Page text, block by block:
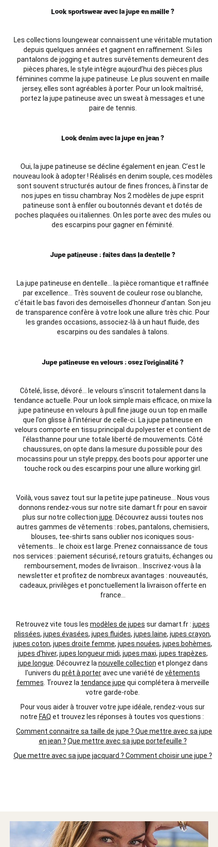
Look sportswear avec la jupe en maille ?
Les collections loungewear connaissent une véritable mutation
depuis quelques années et gagnent en raffinement. Si les
pantalons de jogging et autres survêtements demeurent des
pièces phares, le style intègre aujourd’hui des pièces plus
féminines comme la jupe patineuse. Le plus souvent en maille
jersey, elles sont agréables à porter. Pour un look maîtrisé,
portez la jupe patineuse avec un sweat à messages et une
paire de tennis.
Look denim avec la jupe en jean ?
Oui, la jupe patineuse se décline également en jean. C’est le
nouveau look à adopter ! Réalisés en denim souple, ces modèles
sont souvent structurés autour de fines fronces, à l’instar de
nos jupes en tissu chambray. Nos 2 modèles de jupe esprit
patineuse sont à enfiler ou boutonnés devant et dotés de
poches plaquées ou italiennes. On les porte avec des mules ou
des escarpins pour gagner en féminité.
Jupe patineuse : faites dans la dentelle ?
La jupe patineuse en dentelle… la pièce romantique et raffinée
par excellence… Très souvent de couleur rose ou blanche,
c’était le bas favori des demoiselles d’honneur d’antan. Son jeu
de transparence confère à votre look une allure très chic. Pour
les grandes occasions, associez-là à un haut fluide, des
escarpins ou des sandales à talons.
Jupe patineuse en velours : osez l’originalité ?
Côtelé, lisse, dévoré… le velours s’inscrit totalement dans la
tendance actuelle. Pour un look simple mais efficace, on mixe la
jupe patineuse en velours à pull fine jauge ou un top en maille
que l’on glisse à l’intérieur de celle-ci. La jupe patineuse en
velours comporte en tissu principal du polyester et contient de
l’élasthanne pour une totale liberté de mouvements. Côté
chaussures, on opte dans la mesure du possible pour des
mocassins pour un style preppy, des boots pour apporter une
touche rock ou des escarpins pour une allure working girl.
Voilà, vous savez tout sur la petite jupe patineuse… Nous vous
donnons rendez-vous sur notre site damart.fr pour en savoir
plus sur notre collection jupe . Découvrez aussi toutes nos
autres gammes de vêtements : robes, pantalons, chemisiers,
blouses, tee-shirts sans oublier nos iconiques sous-
vêtements… le choix est large. Prenez connaissance de tous
nos services : paiement sécurisé, retours gratuits, échanges ou
remboursement, modes de livraison… Inscrivez-vous à la
newsletter et profitez de nombreux avantages : nouveautés,
cadeaux, privilèges et ponctuellement la livraison offerte en
france…
Retrouvez vite tous les modèles de jupes sur damart.fr : jupes
plissées, jupes évasées, jupes fluides, jupes laine, jupes crayon,
jupes coton, jupes droite femme, jupes nouées, jupes bohèmes,
jupes d'hiver, jupes longueur midi, jupes maxi, jupes trapèzes,
jupe longue . Découvrez la nouvelle collection et plongez dans
l'univers du prêt à porteravec une variété de vêtements
femmes . Trouvez la tendance jupe qui complétera à merveille
votre garde-robe.
Pour vous aider à trouver votre jupe idéale, rendez-vous sur
notre FAQ et trouvez les réponses à toutes vos questions :
Comment connaitre sa taille de jupe ? Que mettre avec sa jupe
en jean ? Que mettre avec sa jupe portefeuille ?
Que mettre avec sa jupe jacquard ? Comment choisir une jupe ?